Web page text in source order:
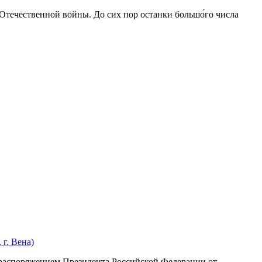
войны. До сих пор останки большо́го числа
г. Вена)